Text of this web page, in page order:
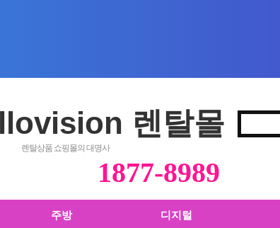
렌탈몰
렌탈상품 쇼핑몰의 대명사
1877-8989
주방 디지털